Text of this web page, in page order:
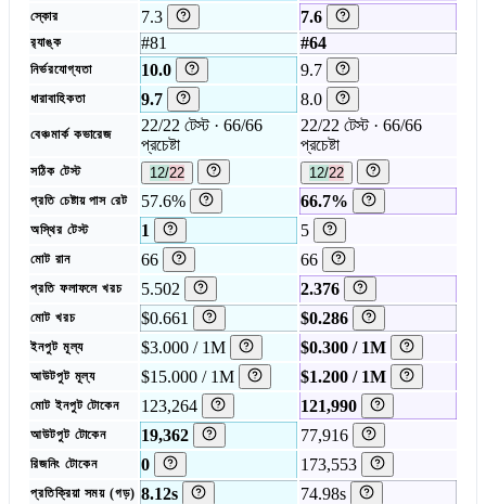
স্কোর 7.3 7.6
র‍্যাঙ্ক #81 #64
নির্ভরযোগ্যতা 10.0 9.7
ধারাবাহিকতা 9.7 8.0
বেঞ্চমার্ক কভারেজ
22/22 টেস্ট · 66/66
প্রচেষ্টা
22/22 টেস্ট · 66/66
প্রচেষ্টা
সঠিক টেস্ট 12/22 12/22
প্রতি চেষ্টায় পাস রেট 57.6% 66.7%
অস্থির টেস্ট 1 5
মোট রান 66 66
প্রতি ফলাফলে খরচ 5.502 2.376
মোট খরচ $0.661 $0.286
ইনপুট মূল্য $3.000 / 1M $0.300 / 1M
আউটপুট মূল্য $15.000 / 1M $1.200 / 1M
মোট ইনপুট টোকেন 123,264 121,990
আউটপুট টোকেন 19,362 77,916
রিজনিং টোকেন 0 173,553
প্রতিক্রিয়া সময় (গড়) 8.12s 74.98s